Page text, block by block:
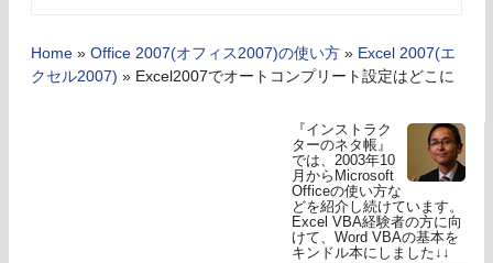
Home » Office 2007(オフィス2007)の使い方 » Excel 2007(エ
クセル2007) » Excel2007でオートコンプリート設定はどこに
『インストラク
ターのネタ帳』
では、2003年10
月からMicrosoft
Officeの使い方な
どを紹介し続けています。
Excel VBA経験者の方に向
けて、Word VBAの基本を
キンドル本にしました↓↓